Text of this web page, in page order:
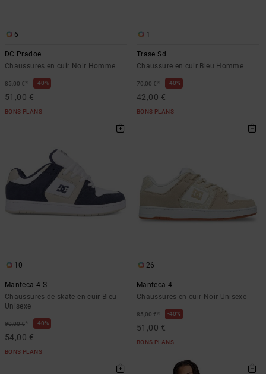
6
DC Pradoe
Chaussures en cuir Noir Homme
85,00 €* 40%
51,00 €
BONS PLANS
1
Trase Sd
Chaussure en cuir Bleu Homme
70,00 €* 40%
42,00 €
BONS PLANS
10
Manteca 4 S
Chaussures de skate en cuir Bleu
Unisexe
90,00 €* 40%
54,00 €
BONS PLANS
26
Manteca 4
Chaussures en cuir Noir Unisexe
85,00 €* 40%
51,00 €
BONS PLANS